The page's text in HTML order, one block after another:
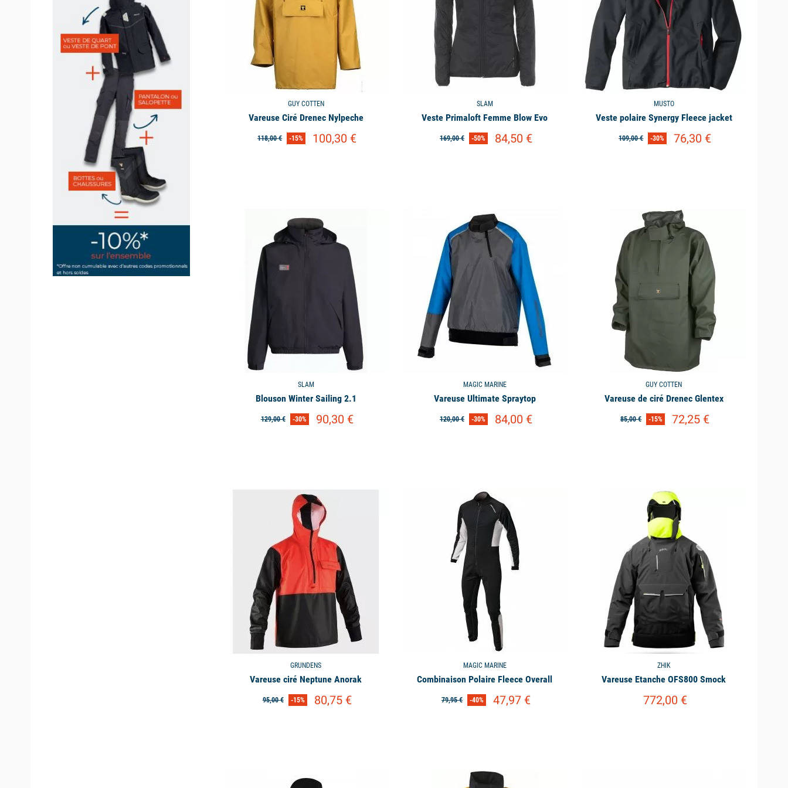
GUY COTTEN
Vareuse Ciré Drenec Nylpeche
118,00 € -15% 100,30 €
SLAM
Veste Primaloft Femme Blow Evo
169,00 € -50% 84,50 €
MUSTO
Veste polaire Synergy Fleece jacket
109,00 € -30% 76,30 €
SLAM
Blouson Winter Sailing 2.1
129,00 € -30% 90,30 €
MAGIC MARINE
Vareuse Ultimate Spraytop
120,00 € -30% 84,00 €
GUY COTTEN
Vareuse de ciré Drenec Glentex
85,00 € -15% 72,25 €
GRUNDENS
Vareuse ciré Neptune Anorak
95,00 € -15% 80,75 €
MAGIC MARINE
Combinaison Polaire Fleece Overall
79,95 € -40% 47,97 €
ZHIK
Vareuse Etanche OFS800 Smock
772,00 €